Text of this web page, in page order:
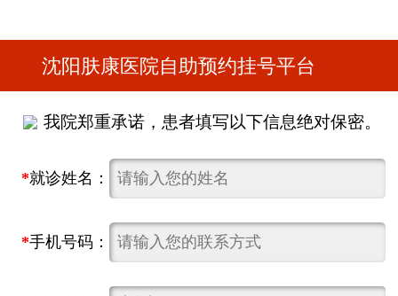
沈阳肤康医院自助预约挂号平台
我院郑重承诺，患者填写以下信息绝对保密。
*就诊姓名：
*手机号码：